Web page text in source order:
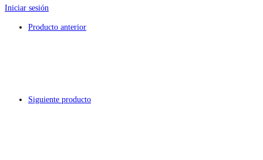
Iniciar sesión
Producto anterior
Siguiente producto